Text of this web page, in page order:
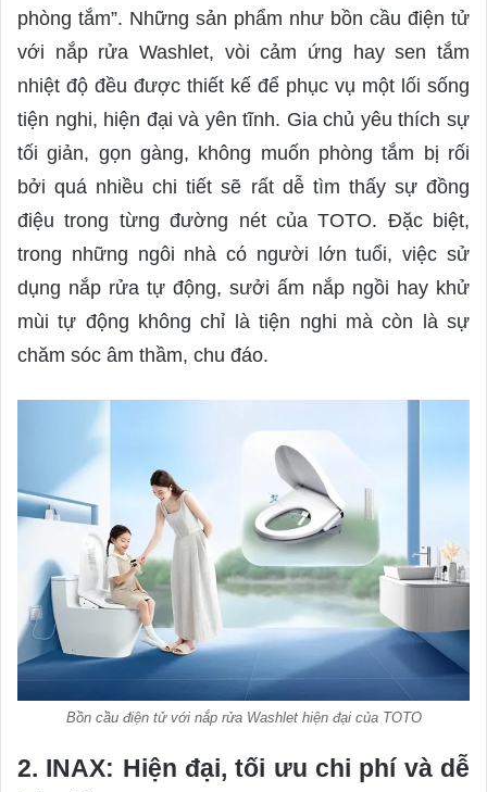
phòng tắm”. Những sản phẩm như bồn cầu điện tử
với nắp rửa Washlet, vòi cảm ứng hay sen tắm
nhiệt độ đều được thiết kế để phục vụ một lối sống
tiện nghi, hiện đại và yên tĩnh. Gia chủ yêu thích sự
tối giản, gọn gàng, không muốn phòng tắm bị rối
bởi quá nhiều chi tiết sẽ rất dễ tìm thấy sự đồng
điệu trong từng đường nét của TOTO. Đặc biệt,
trong những ngôi nhà có người lớn tuổi, việc sử
dụng nắp rửa tự động, sưởi ấm nắp ngồi hay khử
mùi tự động không chỉ là tiện nghi mà còn là sự
chăm sóc âm thầm, chu đáo.
Bồn cầu điện tử với nắp rửa Washlet hiện đại của TOTO
2. INAX: Hiện đại, tối ưu chi phí và dễ